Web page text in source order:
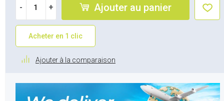
- + Ajouter au panier
Acheter en 1 clic
Ajouter à la comparaison